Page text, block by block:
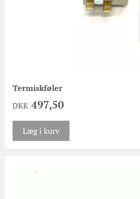
Termiskføler
DKK 497,50
Læg i kurv